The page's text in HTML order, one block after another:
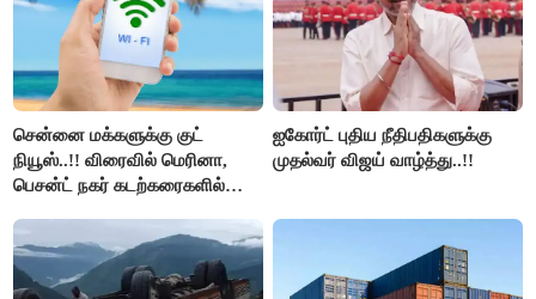
சென்னை மக்களுக்கு குட்
நியூஸ்..!! விரைவில் மெரினா,
பெசன்ட் நகர் கடற்கரைகளில்
ஐகோர்ட் புதிய நீதிபதிகளுக்கு
முதல்வர் விஜய் வாழ்த்து..!!